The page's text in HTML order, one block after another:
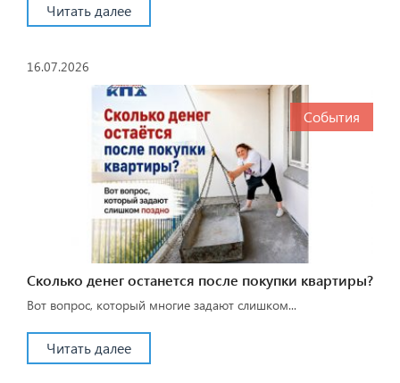
Читать далее
16.07.2026
События
Сколько денег останется после покупки квартиры?
Вот вопрос, который многие задают слишком...
Читать далее